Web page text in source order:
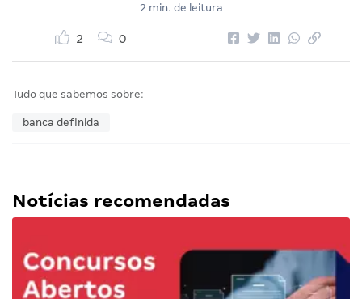
2 min. de leitura
2 0
Tudo que sabemos sobre:
banca definida
Notícias recomendadas